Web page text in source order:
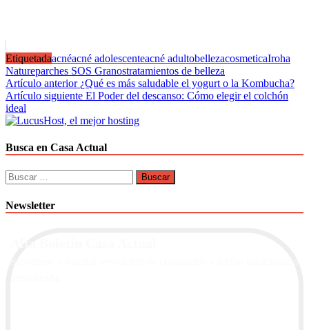
Etiquetadaacnéacné adolescenteacné adultobellezacosmeticaIroha
Natureparches SOS Granostratamientos de belleza
Navegación
de
entradas
Artículo anterior ¿Qué es más saludable el yogurt o la Kombucha?
Artículo siguiente El Poder del descanso: Cómo elegir el colchón
ideal
Busca en Casa Actual
Buscar:
Newsletter